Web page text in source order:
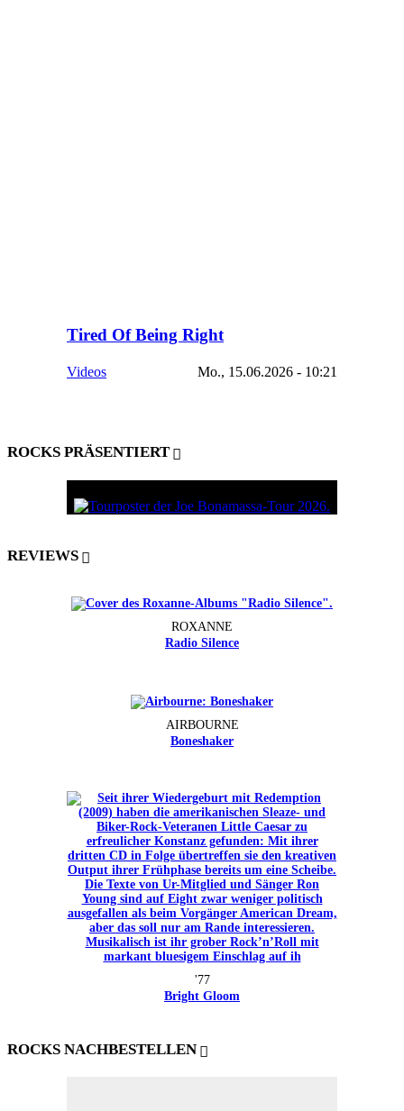
Tired Of Being Right
Videos Mo., 15.06.2026 - 10:21
ROCKS PRÄSENTIERT
REVIEWS
ROXANNE
Radio Silence
AIRBOURNE
Boneshaker
'77
Bright Gloom
ROCKS NACHBESTELLEN